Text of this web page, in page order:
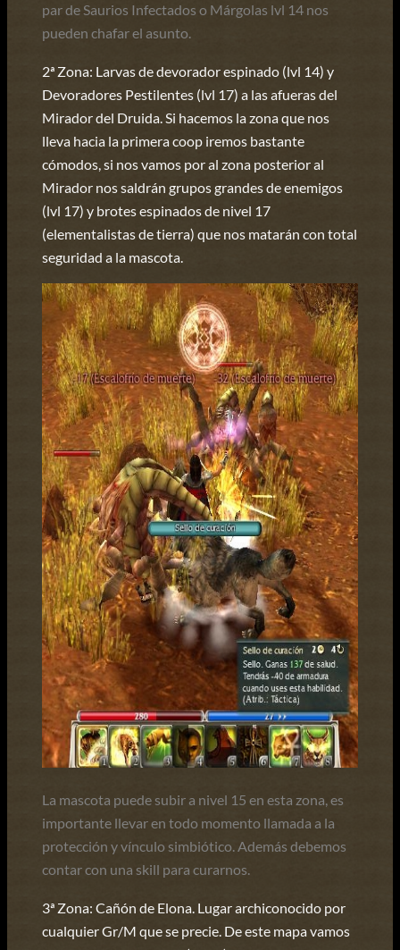
par de Saurios Infectados o Márgolas lvl 14 nos
pueden chafar el asunto.
2ª Zona: Larvas de devorador espinado (lvl 14) y
Devoradores Pestilentes (lvl 17) a las afueras del
Mirador del Druida. Si hacemos la zona que nos
lleva hacia la primera coop iremos bastante
cómodos, si nos vamos por al zona posterior al
Mirador nos saldrán grupos grandes de enemigos
(lvl 17) y brotes espinados de nivel 17
(elementalistas de tierra) que nos matarán con total
seguridad a la mascota.
La mascota puede subir a nivel 15 en esta zona, es
importante llevar en todo momento llamada a la
protección y vínculo simbiótico. Además debemos
contar con una skill para curarnos.
3ª Zona: Cañón de Elona. Lugar archiconocido por
cualquier Gr/M que se precie. De este mapa vamos